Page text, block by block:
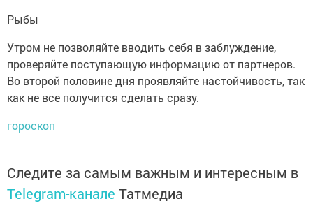
Рыбы
Утром не позволяйте вводить себя в заблуждение,
проверяйте поступающую информацию от партнеров.
Во второй половине дня проявляйте настойчивость, так
как не все получится сделать сразу.
гороскоп
Следите за самым важным и интересным в
Telegram-канале Татмедиа